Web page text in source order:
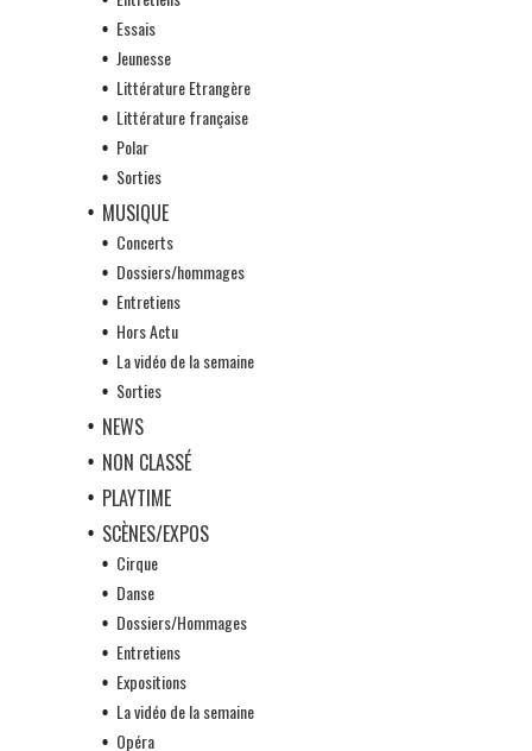
Essais
Jeunesse
Littérature Etrangère
Littérature française
Polar
Sorties
MUSIQUE
Concerts
Dossiers/hommages
Entretiens
Hors Actu
La vidéo de la semaine
Sorties
NEWS
NON CLASSÉ
PLAYTIME
SCÈNES/EXPOS
Cirque
Danse
Dossiers/Hommages
Entretiens
Expositions
La vidéo de la semaine
Opéra